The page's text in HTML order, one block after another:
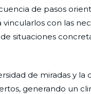
de pasos
con las
situaciones
de miradas y la
generando un